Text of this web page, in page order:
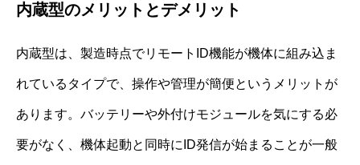
内蔵型のメリットとデメリット
内蔵型は、製造時点でリモートID機能が機体に組み込ま
れているタイプで、操作や管理が簡便というメリットが
あります。バッテリーや外付けモジュールを気にする必
要がなく、機体起動と同時にID発信が始まることが一般